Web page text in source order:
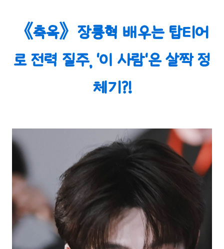
《축옥》장릉혁 배우는 탑티어
로 전력 질주, '이 사람'은 살짝 정
체기?!